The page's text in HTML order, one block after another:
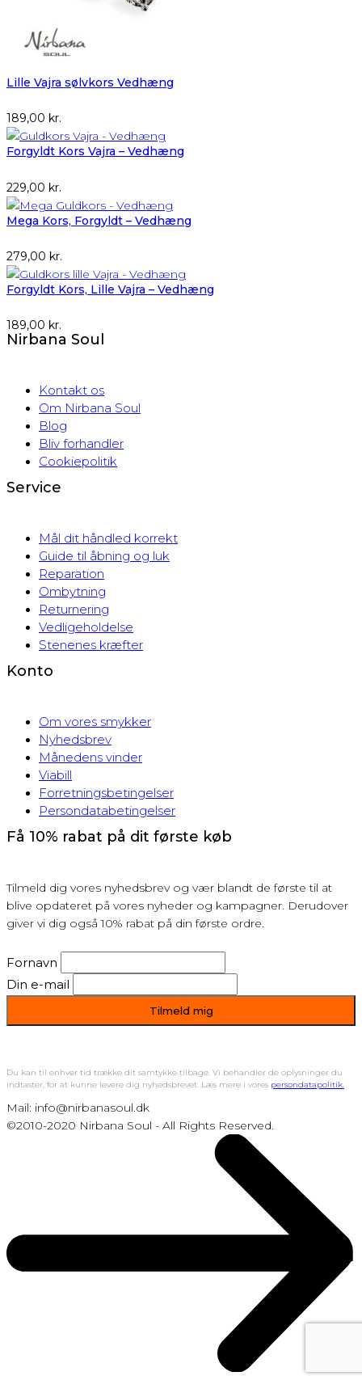
Lille Vajra sølvkors Vedhæng
189,00 kr.
Forgyldt Kors Vajra – Vedhæng
229,00 kr.
Mega Kors, Forgyldt – Vedhæng
279,00 kr.
Forgyldt Kors, Lille Vajra – Vedhæng
189,00 kr.
Nirbana Soul
Kontakt os
Om Nirbana Soul
Blog
Bliv forhandler
Cookiepolitik
Service
Mål dit håndled korrekt
Guide til åbning og luk
Reparation
Ombytning
Returnering
Vedligeholdelse
Stenenes kræfter
Konto
Om vores smykker
Nyhedsbrev
Månedens vinder
Viabill
Forretningsbetingelser
Persondatabetingelser
Få 10% rabat på dit første køb
Tilmeld dig vores nyhedsbrev og vær blandt de første til at
blive opdateret på vores nyheder og kampagner. Derudover
giver vi dig også 10% rabat på din første ordre.
Fornavn
Din e-mail
Du kan til enhver tid trække dit samtykke tilbage. Vi behandler de oplysninger du
indtaster, for at kunne levere dig nyhedsbrevet. Læs mere i vores persondatapolitik.
Mail: info@nirbanasoul.dk
©2010-2020 Nirbana Soul - All Rights Reserved.